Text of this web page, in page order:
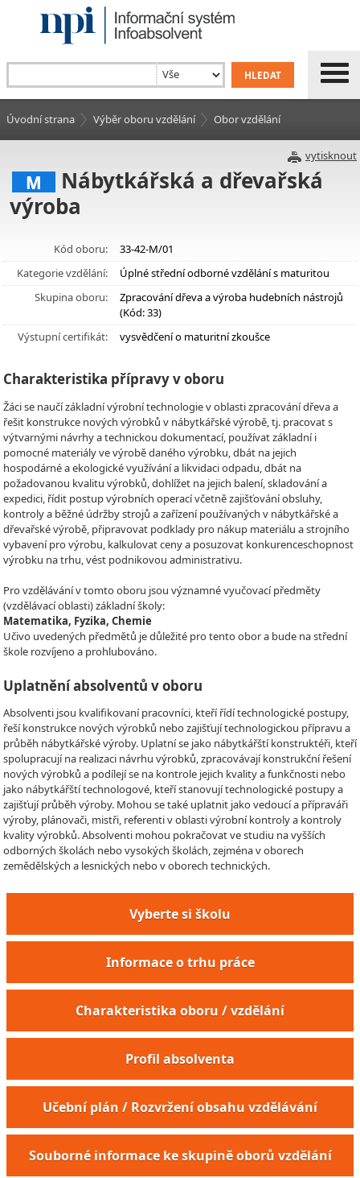
Úvodní strana Výběr oboru vzdělání Obor vzdělání
vytisknout
M
Nábytkářská a dřevařská
výroba
Kód oboru:
33-42-M/01
Kategorie vzdělání:
Úplné střední odborné vzdělání s maturitou
Skupina oboru:
Zpracování dřeva a výroba hudebních nástrojů
(Kód: 33)
Výstupní certifikát:
vysvědčení o maturitní zkoušce
Charakteristika přípravy v oboru
Žáci se naučí základní výrobní technologie v oblasti zpracování dřeva a
řešit konstrukce nových výrobků v nábytkářské výrobě, tj. pracovat s
výtvarnými návrhy a technickou dokumentací, používat základní i
pomocné materiály ve výrobě daného výrobku, dbát na jejich
hospodárné a ekologické využívání a likvidaci odpadu, dbát na
požadovanou kvalitu výrobků, dohlížet na jejich balení, skladování a
expedici, řídit postup výrobních operací včetně zajišťování obsluhy,
kontroly a běžné údržby strojů a zařízení používaných v nábytkářské a
dřevařské výrobě, připravovat podklady pro nákup materiálu a strojního
vybavení pro výrobu, kalkulovat ceny a posuzovat konkurenceschopnost
výrobku na trhu, vést podnikovou administrativu.
Pro vzdělávání v tomto oboru jsou významné vyučovací předměty
(vzdělávací oblasti) základní školy:
Matematika, Fyzika, Chemie
Učivo uvedených předmětů je důležité pro tento obor a bude na střední
škole rozvíjeno a prohlubováno.
Uplatnění absolventů v oboru
Absolventi jsou kvalifikovaní pracovníci, kteří řídí technologické postupy,
řeší konstrukce nových výrobků nebo zajišťují technologickou přípravu a
průběh nábytkářské výroby. Uplatní se jako nábytkářští konstruktéři, kteří
spolupracují na realizaci návrhu výrobků, zpracovávají konstrukční řešení
nových výrobků a podílejí se na kontrole jejich kvality a funkčnosti nebo
jako nábytkářští technologové, kteří stanovují technologické postupy a
zajišťují průběh výroby. Mohou se také uplatnit jako vedoucí a přípraváři
výroby, plánovači, mistři, referenti v oblasti výrobní kontroly a kontroly
kvality výrobků. Absolventi mohou pokračovat ve studiu na vyšších
odborných školách nebo vysokých školách, zejména v oborech
zemědělských a lesnických nebo v oborech technických.
Vyberte si školu
Informace o trhu práce
Charakteristika oboru / vzdělání
Profil absolventa
Učební plán / Rozvržení obsahu vzdělávání
Souborné informace ke skupině oborů vzdělání